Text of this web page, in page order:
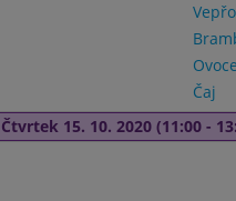
Ovoce
Čaj
Čtvrtek 15. 10. 2020 (11:00 -